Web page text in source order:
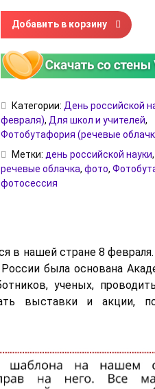
Количество товара Речевые
Добавить в корзину
Категории: День российской
февраля), Для школ и учителей,
Фотобутафория (речевые
Метки: день российской науки,
речевые облачка, фото,
фотосессия
в нашей стране 8
была основана
ученых,
выставки и акции,